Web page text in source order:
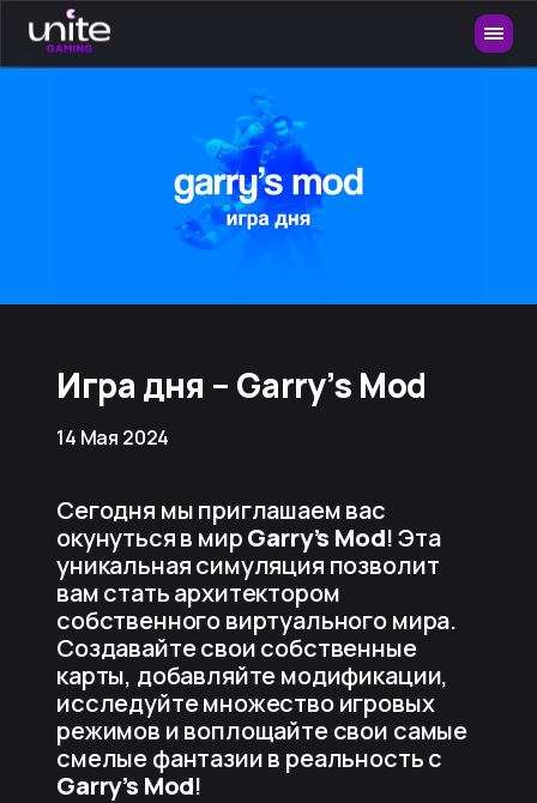
Игра дня – Garry’s Mod
14 Мая 2024
Сегодня мы приглашаем вас
окунуться в мирGarry’s Mod! Эта
уникальная симуляция позволит
вам стать архитектором
собственного виртуального мира.
Создавайте свои собственные
карты, добавляйте модификации,
исследуйте множество игровых
режимов и воплощайте свои самые
смелые фантазии в реальность с
Garry’s Mod!